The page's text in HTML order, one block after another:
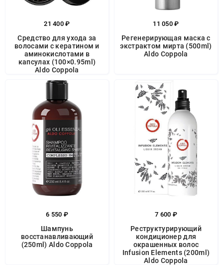
21 400 ₽
Средство для ухода за
волосами с кератином и
аминокислотами в
капсулах (100×0.95ml)
Aldo Coppola
11 050 ₽
Регенерирующая маска с
экстрактом мирта (500ml)
Aldo Coppola
6 550 ₽
Шампунь
восстанавливающий
(250ml) Aldo Coppola
7 600 ₽
Реструктурирующий
кондиционер для
окрашенных волос
Infusion Elements (200ml)
Aldo Coppola